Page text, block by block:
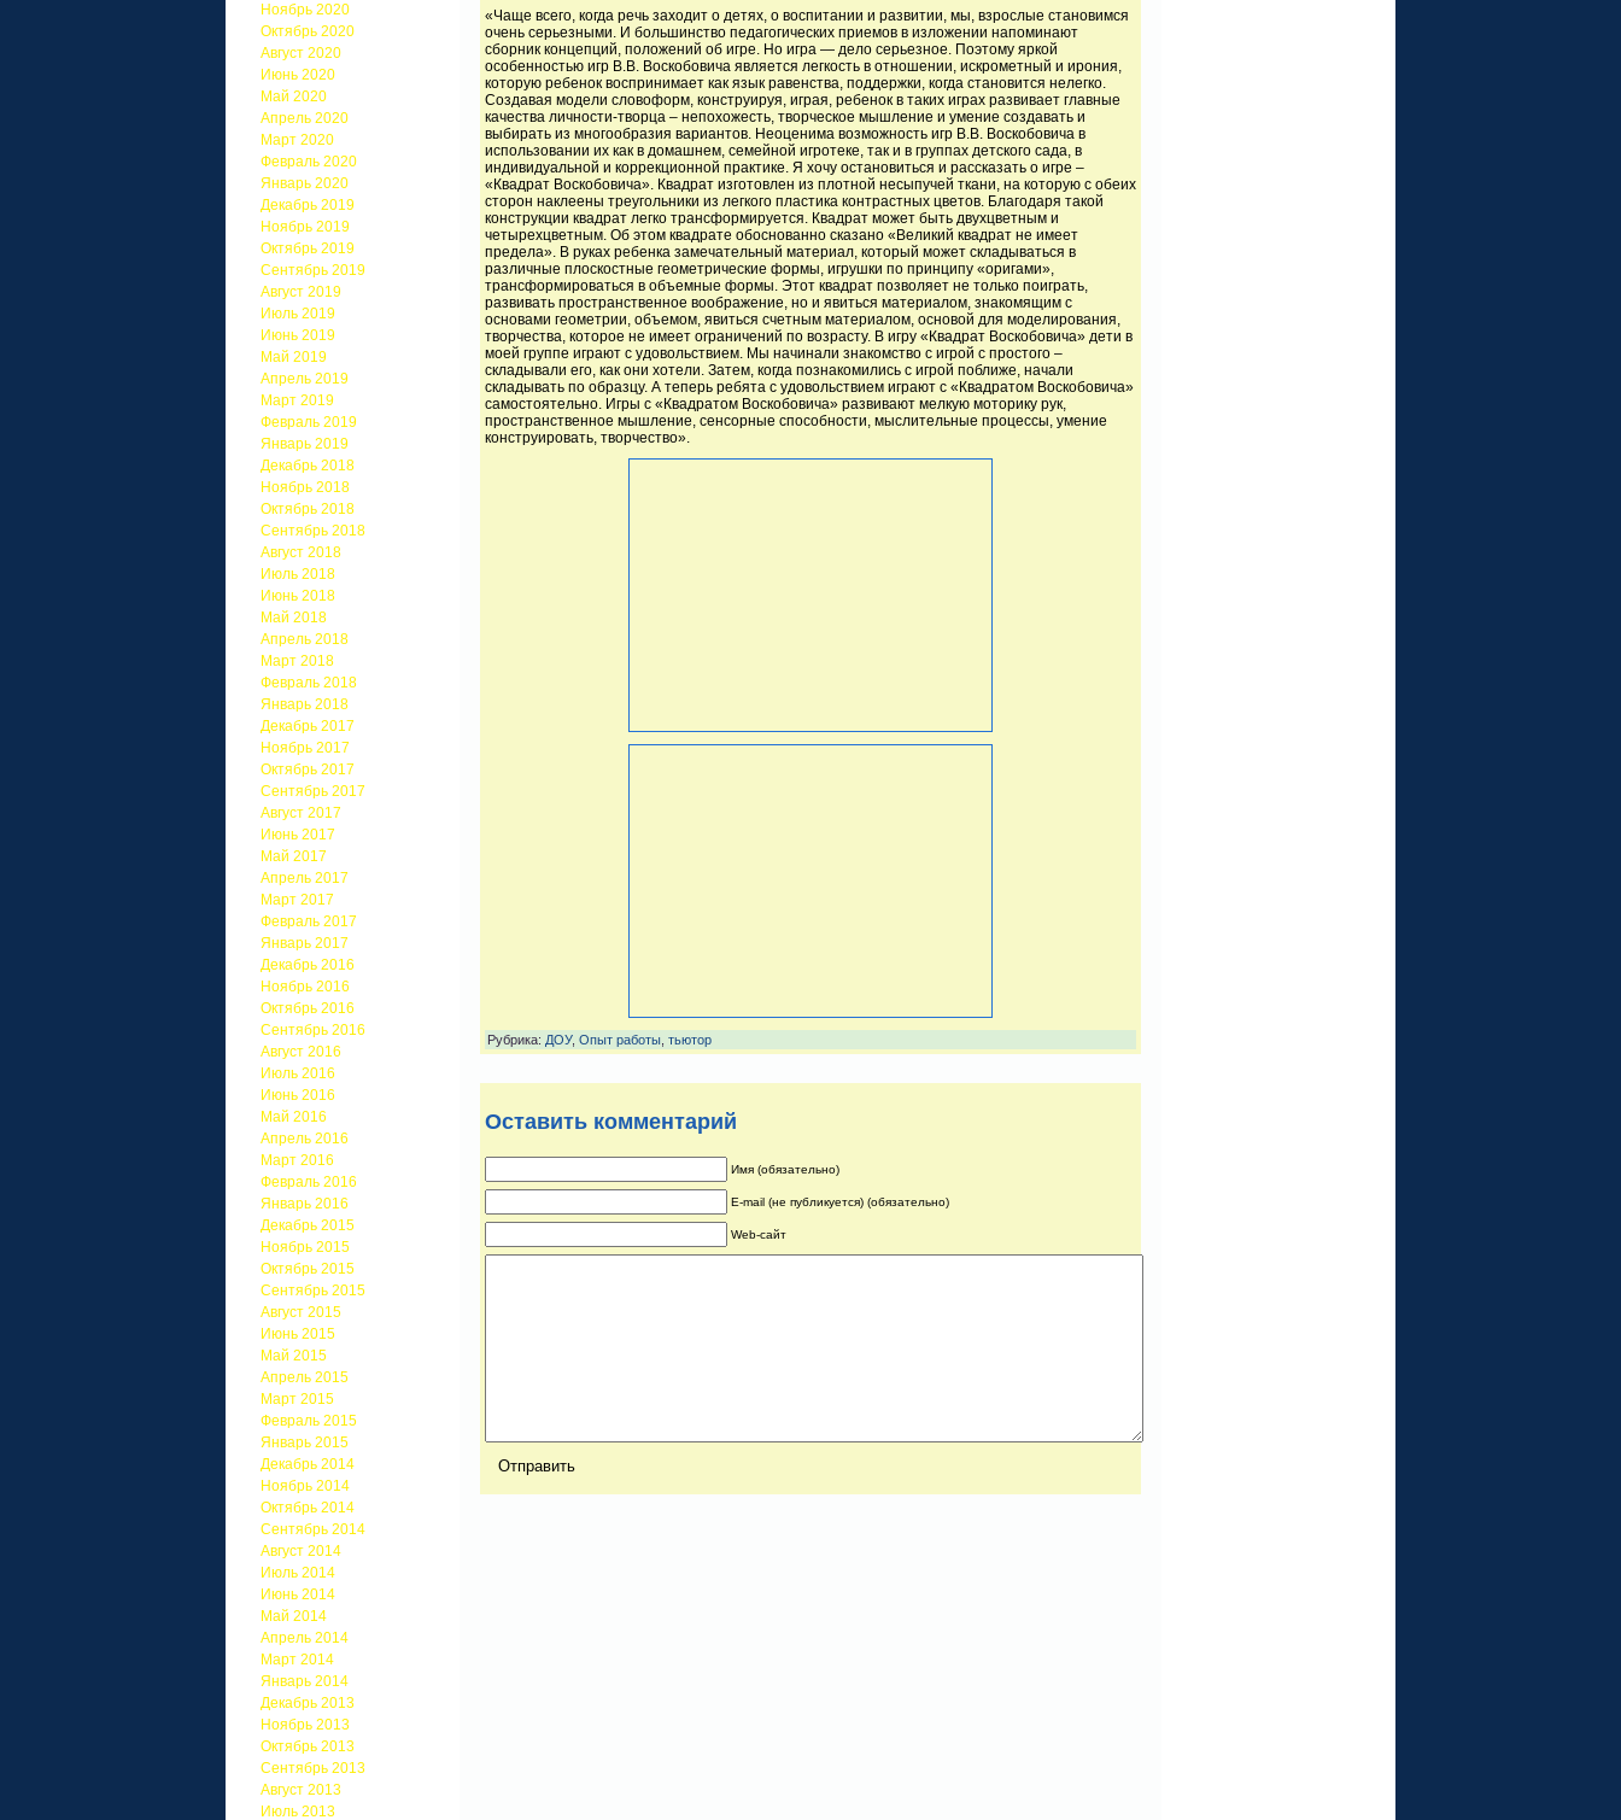
Ноябрь 2020
Октябрь 2020
Август 2020
Июнь 2020
Май 2020
Апрель 2020
Март 2020
Февраль 2020
Январь 2020
Декабрь 2019
Ноябрь 2019
Октябрь 2019
Сентябрь 2019
Август 2019
Июль 2019
Июнь 2019
Май 2019
Апрель 2019
Март 2019
Февраль 2019
Январь 2019
Декабрь 2018
Ноябрь 2018
Октябрь 2018
Сентябрь 2018
Август 2018
Июль 2018
Июнь 2018
Май 2018
Апрель 2018
Март 2018
Февраль 2018
Январь 2018
Декабрь 2017
Ноябрь 2017
Октябрь 2017
Сентябрь 2017
Август 2017
Июнь 2017
Май 2017
Апрель 2017
Март 2017
Февраль 2017
Январь 2017
Декабрь 2016
Ноябрь 2016
Октябрь 2016
Сентябрь 2016
Август 2016
Июль 2016
Июнь 2016
Май 2016
Апрель 2016
Март 2016
Февраль 2016
Январь 2016
Декабрь 2015
Ноябрь 2015
Октябрь 2015
Сентябрь 2015
Август 2015
Июнь 2015
Май 2015
Апрель 2015
Март 2015
Февраль 2015
Январь 2015
Декабрь 2014
Ноябрь 2014
Октябрь 2014
Сентябрь 2014
Август 2014
Июль 2014
Июнь 2014
Май 2014
Апрель 2014
Март 2014
Январь 2014
Декабрь 2013
Ноябрь 2013
Октябрь 2013
Сентябрь 2013
Август 2013
Июль 2013
«Чаще всего, когда речь заходит о детях, о воспитании и развитии, мы, взрослые становимся
очень серьезными. И большинство педагогических приемов в изложении напоминают
сборник концепций, положений об игре. Но игра — дело серьезное. Поэтому яркой
особенностью игр В.В. Воскобовича является легкость в отношении, искрометный и ирония,
которую ребенок воспринимает как язык равенства, поддержки, когда становится нелегко.
Создавая модели словоформ, конструируя, играя, ребенок в таких играх развивает главные
качества личности-творца – непохожесть, творческое мышление и умение создавать и
выбирать из многообразия вариантов. Неоценима возможность игр В.В. Воскобовича в
использовании их как в домашнем, семейной игротеке, так и в группах детского сада, в
индивидуальной и коррекционной практике. Я хочу остановиться и рассказать о игре –
«Квадрат Воскобовича». Квадрат изготовлен из плотной несыпучей ткани, на которую с обеих
сторон наклеены треугольники из легкого пластика контрастных цветов. Благодаря такой
конструкции квадрат легко трансформируется. Квадрат может быть двухцветным и
четырехцветным. Об этом квадрате обоснованно сказано «Великий квадрат не имеет
предела». В руках ребенка замечательный материал, который может складываться в
различные плоскостные геометрические формы, игрушки по принципу «оригами»,
трансформироваться в объемные формы. Этот квадрат позволяет не только поиграть,
развивать пространственное воображение, но и явиться материалом, знакомящим с
основами геометрии, объемом, явиться счетным материалом, основой для моделирования,
творчества, которое не имеет ограничений по возрасту. В игру «Квадрат Воскобовича» дети в
моей группе играют с удовольствием. Мы начинали знакомство с игрой с простого –
складывали его, как они хотели. Затем, когда познакомились с игрой поближе, начали
складывать по образцу. А теперь ребята с удовольствием играют с «Квадратом Воскобовича»
самостоятельно. Игры с «Квадратом Воскобовича» развивают мелкую моторику рук,
пространственное мышление, сенсорные способности, мыслительные процессы, умение
конструировать, творчество».
Рубрика: ДОУ, Опыт работы тьютор
Оставить комментарий
Имя (обязательно)
E-mail (не публикуется) (обязательно)
Web-сайт